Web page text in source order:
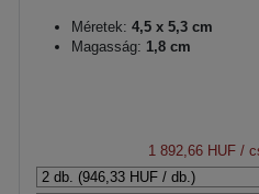
Méretek: 4,5 x 5,3 cm
Magasság: 1,8 cm
1 892,66 HUF/